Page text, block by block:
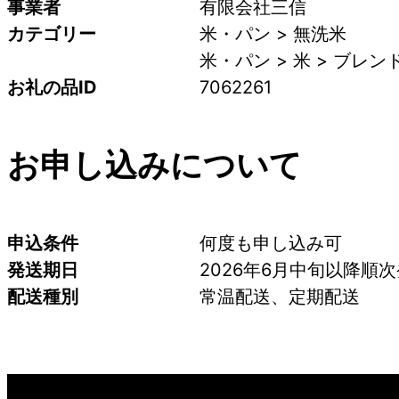
事業者
有限会社三信
カテゴリー
米・パン > 無洗米
米・パン > 米 > ブレン
お礼の品ID
7062261
お申し込みについて
申込条件
何度も申し込み可
発送期日
2026年6月中旬以降順
配送種別
常温配送、定期配送